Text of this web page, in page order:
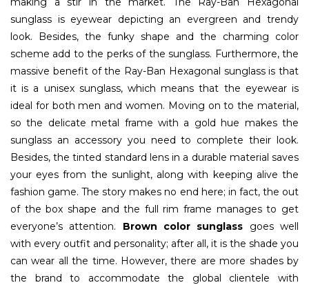
sunglass is eyewear depicting an evergreen and trendy
look. Besides, the funky shape and the charming color
scheme add to the perks of the sunglass. Furthermore, the
massive benefit of the Ray-Ban Hexagonal sunglass is that
it is a unisex sunglass, which means that the eyewear is
ideal for both men and women. Moving on to the material,
so the delicate metal frame with a gold hue makes the
sunglass an accessory you need to complete their look.
Besides, the tinted standard lens in a durable material saves
your eyes from the sunlight, along with keeping alive the
fashion game. The story makes no end here; in fact, the out
of the box shape and the full rim frame manages to get
everyone’s attention. Brown color sunglass goes well
with every outfit and personality; after all, it is the shade you
can wear all the time. However, there are more shades by
the brand to accommodate the global clientele with